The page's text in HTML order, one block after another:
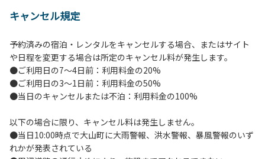
【当キャンプ場利用に際してのご案内ならびに注意事項】
２．利用におけるルールを遵守いただき、ご自身で事故の防
止に努めてください。
３．安全管理上、お子さまの単独での行動はご遠慮くださ
い。
４．当キャンプ場内を車で移動する場合は徐行運転（5ｋｍ/
５．ゴミ（可燃）は指定のゴミ袋に分別した上で、指定の場
所へ捨ててください。ビン・缶・ペットボトルおよび不燃ゴ
ミは持ち帰りお願いします。
キャンセル規定
予約済みの宿泊・レンタルをキャンセルする場合、またはサイト
や日程を変更する場合は所定のキャンセル料が発生します。
●ご利用日の7～4日前：利用料金の20%
●ご利用日の3～1日前：利用料金の50%
●当日のキャンセルまたは不泊：利用料金の100%
以下の場合に限り、キャンセル料は発生しません。
●当日10:00時点で大山町に大雨警報、洪水警報、暴風警報のいず
れかが発表されている